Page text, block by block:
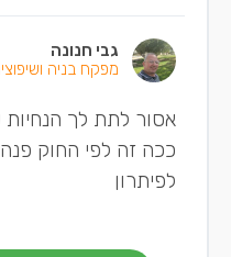
גבי חנונה
מפקח בניה
אסור לתת לך
ככה זה לפי החוק
לפיתרון